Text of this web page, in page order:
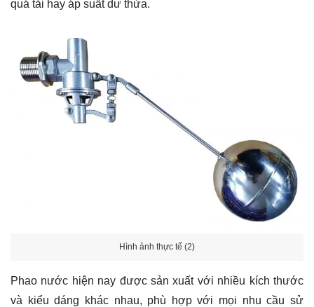
quá tải hay áp suất dư thừa.
Hình ảnh thực tế (2)
Phao nước hiện nay được sản xuất với nhiều kích thước
và kiểu dáng khác nhau, phù hợp với mọi nhu cầu sử